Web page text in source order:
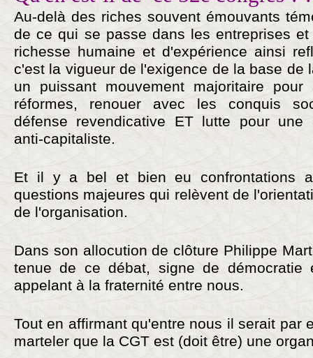
Au-delà des riches souvent émouvants
de ce qui se passe dans les entreprises
richesse humaine et d'expérience ainsi
c'est la vigueur de l'exigence de la base de
un puissant mouvement majoritaire pour
réformes, renouer avec les conquis
défense revendicative ET lutte pour une
anti-capitaliste.
Et il y a bel et bien eu confrontations
questions majeures qui relèvent de
de l'organisation.
Dans son allocution de clôture Philippe
tenue de ce débat, signe de
appelant à la fraternité entre nous.
Tout en affirmant qu'entre nous il serait par
marteler que la CGT est (doit être) une